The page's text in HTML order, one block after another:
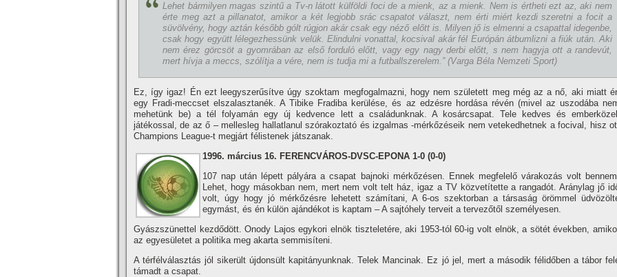
Lehet bármilyen magas szintű a Tv-n látott külföldi foci de a mienk, az a mienk. Nem is értheti ezt az, aki nem
érte meg azt a pillanatot, amikor a két legjobb srác csapatot választ, nem érti miért kezdi szeretni a focit a
süvölvény, hogy aztán később gólt rúgjon akár csak egy néző előtt is. Milyen jő is elmenni a csapattal idegenbe,
csak hogy együtt lélegezhessünk velük. Elindulni vonattal, kocsival akár fél Európán átbumlizni a fiúk után. Aki
nem érez görcsöt a gyomrában az első forduló előtt, vagy egy nagy derbi előtt, s nem hagyja ott a randevút,
mert hí­vja a meccs, szólí­tja a vére, nem is tudja mi a futballszerelem.” (Varga Béla Nemzeti Sport)
Ez, í­gy igaz! Én ezt leegyszerűsí­tve úgy szoktam megfogalmazni, hogy nem született meg még az a nő, aki miatt
egy Fradi-meccset elszalasztanék. A Tibike Fradiba kerülése, és az edzésre hordása révén (mivel az uszodába
mehetünk be) a tél folyamán egy új kedvence lett a családunknak. A kosárcsapat. Tele kedves és
játékossal, de az ő – mellesleg hallatlanul szórakoztató és izgalmas -mérkőzéseik nem vetekedhetnek a focival, hisz
Champions League-t megjárt félistenek játszanak.
1996. március 16. FERENCVÁROS-DVSC-EPONA 1-0 (0-0)
107 nap után lépett pályára a csapat bajnoki mérkőzésen. Ennek megfelelő várakozás volt
Lehet, hogy másokban nem, mert nem volt telt ház, igaz a TV közvetí­tette a rangadót. Aránylag jő
volt, úgy hogy jó mérkőzésre lehetett számí­tani, A 6-os szektorban a társaság örömmel
egymást, és én külön ajándékot is kaptam – A sajtóhely terveit a tervezőtől személyesen.
Gyászszünettel kezdődött. Onody Lajos egykori elnök tiszteletére, aki 1953-tól 60-ig volt elnök, a sötét években,
az egyesületet a politika meg akarta semmisí­teni.
A térfélválasztás jól sikerült újdonsült kapitányunknak. Telek Mancinak. Ez jó jel, mert a második félidőben a tábor
támadt a csapat.